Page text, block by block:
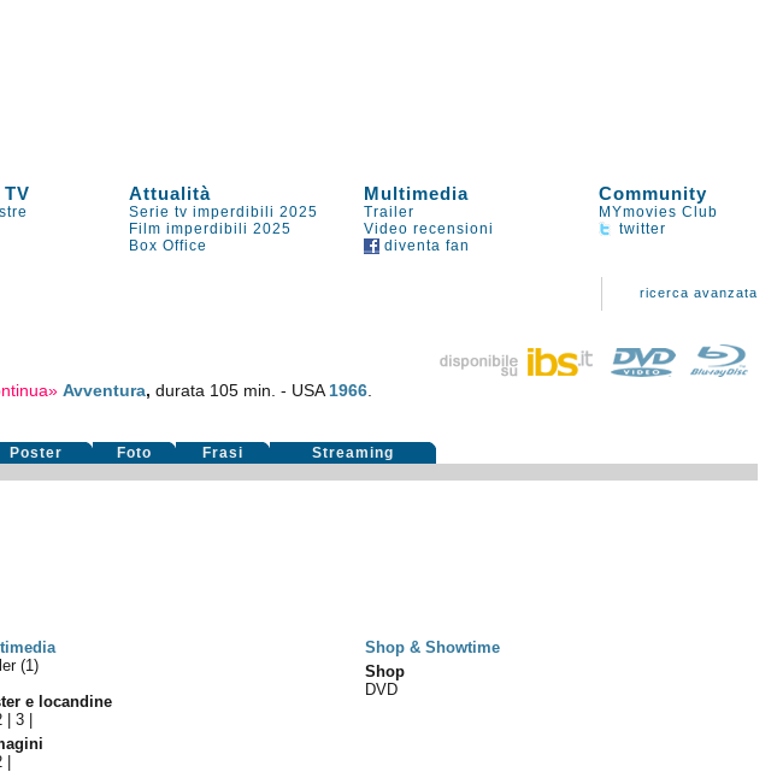
Attualità Multimedia Community
Serie tv imperdibili 2025 Trailer
MYmovies Club
Film imperdibili 2025 Video recensioni
twitter
Box Office diventa fan
ricerca avanzata
Avventura,durata 105 min. - USA 1966
Poster Foto Frasi Streaming
Shop & Showtime
(1)
e locandine
|3
Shop
DVD